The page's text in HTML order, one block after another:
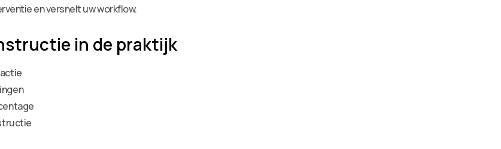
en versnelt uw workflow.
in de praktijk